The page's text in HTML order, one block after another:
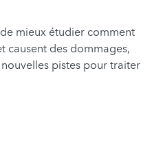
mieux étudier comment
causent des dommages,
pistes pour traiter